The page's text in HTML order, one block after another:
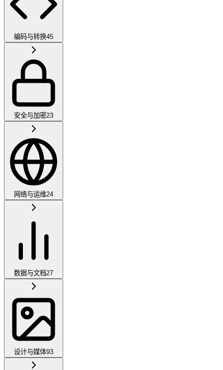
编码与转换45
安全与加密23
网络与运维24
数据与文档27
设计与媒体93